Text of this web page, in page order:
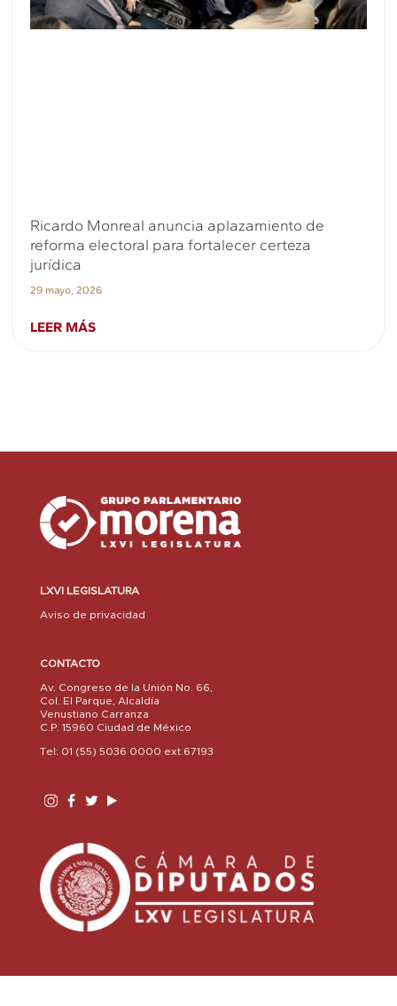
Ricardo Monreal anuncia aplazamiento de
reforma electoral para fortalecer certeza
jurídica
29 mayo, 2026
LEER MÁS
LXVI LEGISLATURA
Aviso de privacidad
CONTACTO
Av. Congreso de la Unión No. 66,
Col. El Parque, Alcaldía
Venustiano Carranza
C.P. 15960 Ciudad de México
Tel: 01 (55) 5036 0000 ext.67193